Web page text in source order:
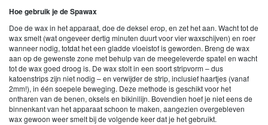
Hoe gebruik je de Spawax
Doe de wax in het apparaat, doe de deksel erop, en zet het aan. Wacht tot de
wax smelt (wat ongeveer dertig minuten duurt voor vier waxschijven) en roer
wanneer nodig, totdat het een gladde vloeistof is geworden. Breng de wax
aan op de gewenste zone met behulp van de meegeleverde spatel en wacht
tot de wax goed droog is. De wax stolt in een soort stripvorm – dus
katoenstrips zijn niet nodig – en verwijder de strip, inclusief haartjes (vanaf
2mm!), in één soepele beweging. Deze methode is geschikt voor het
ontharen van de benen, oksels en bikinilijn. Bovendien hoef je niet eens de
binnenkant van het apparaat schoon te maken, aangezien overgebleven
wax gewoon weer smelt bij de volgende keer dat je het gebruikt.